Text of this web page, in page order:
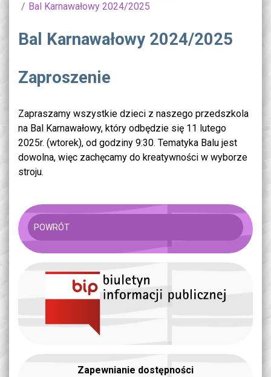
Bal Karnawałowy 2024/2025
Bal Karnawałowy 2024/2025
Zaproszenie
Zapraszamy wszystkie dzieci z naszego przedszkola
na Bal Karnawałowy, który odbędzie się 11 lutego
2025r. (wtorek), od godziny 9:30. Tematyka Balu jest
dowolna, więc zachęcamy do kreatywności w wyborze
stroju.
POWRÓT
Zapewnianie dostępności